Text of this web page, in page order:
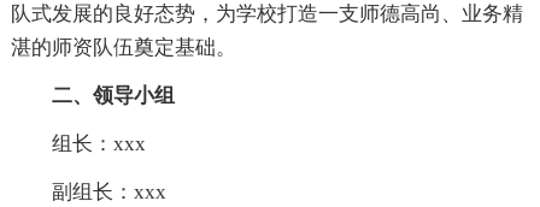
队式发展的良好态势，为学校打造一支师德高尚、业务精
湛的师资队伍奠定基础。
二、领导小组
组长：xxx
副组长：xxx